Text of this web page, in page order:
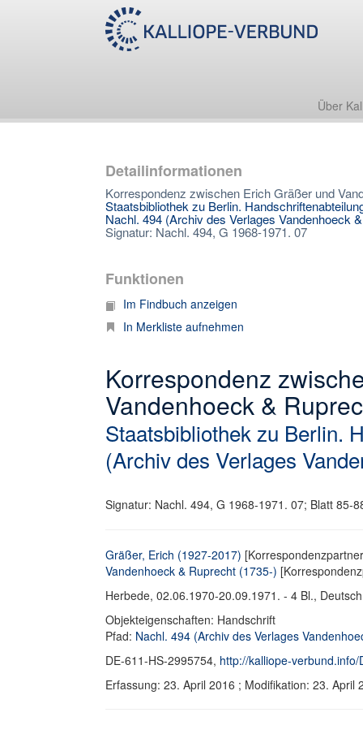
Über
Detailinformationen
Korrespondenz zwischen Erich Gräßer und
Staatsbibliothek zu Berlin.
Nachl. 494 (Archiv des Verlages Vandenhoeck
Signatur: Nachl. 494, G 1968-1971. 07
Funktionen
Im Findbuch anzeigen
In Merkliste aufnehmen
Korrespondenz
Vandenhoeck &
Staatsbibliothek zu Berlin.
(Archiv des Verlages
Signatur: Nachl. 494, G 1968-1971. 07; Blatt 85-
Gräßer, Erich (1927-2017)
Vandenhoeck & Ruprecht (1735-)
Herbede, 02.06.1970-20.09.1971. - 4 Bl.,
Objekteigenschaften: Handschrift
Pfad: Nachl. 494 (Archiv des Verlages
DE-611-HS-2995754, http://kalliope-
Erfassung: 23. April 2016 ; Modifikation: 23.